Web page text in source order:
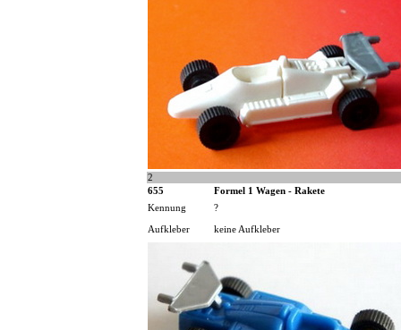
2
655
Formel 1 Wagen - Rakete
Kennung
?
Aufkleber keine Aufkleber